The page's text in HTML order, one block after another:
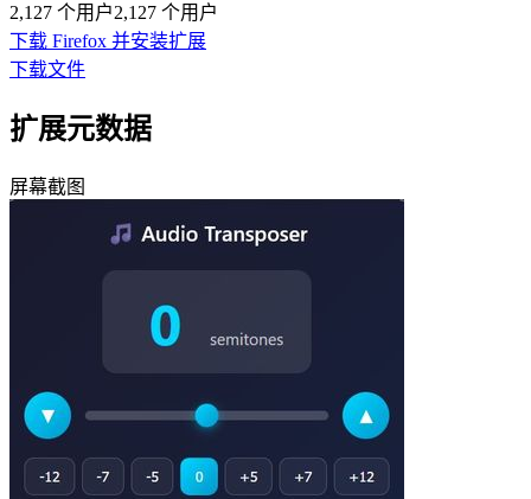
2,127 个用户2,127 个用户
下载 Firefox 并安装扩展
下载文件
扩展元数据
屏幕截图